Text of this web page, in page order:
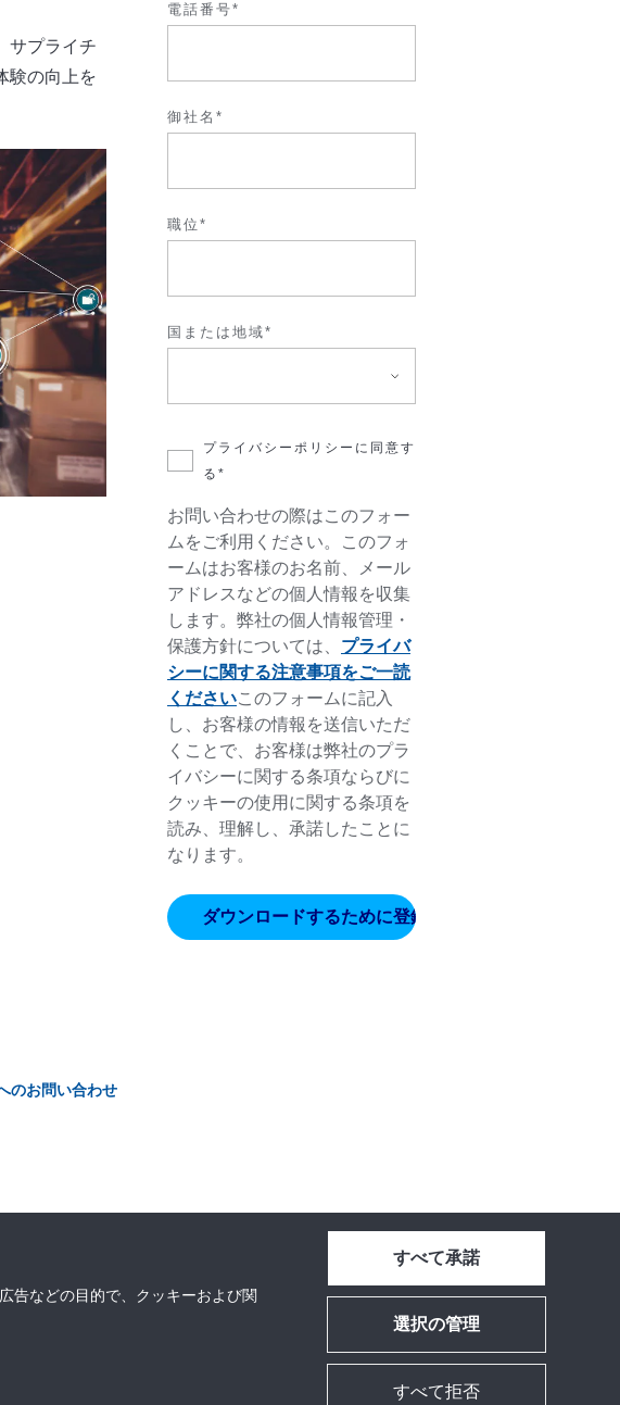
サプライチ
験の向上を
電話番号*
御社名*
職位​*
国または地域*
プライバシーポリシーに同意す
る*
お問い合わせの際はこのフォー
ムをご利用ください。このフォ
ームはお客様のお名前、メール
アドレスなどの個人情報を収集
します。弊社の個人情報管理・
保護方針については、 プライバ
シーに関する注意事項をご一読
くださいこのフォームに記入
し、お客様の情報を送信いただ
くことで、お客様は弊社のプラ
イバシーに関する条項ならびに
クッキーの使用に関する条項を
読み、理解し、承諾したことに
なります。
のお問い合わせ
告などの目的で、クッキーおよび関
選択の管理
すべて承諾
すべて拒否